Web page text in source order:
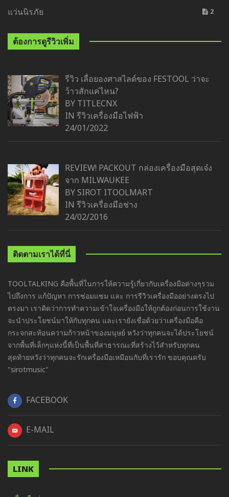
แว่นนิรภัย 2
ต้องการดูรีวิวเพิ่ม
รีวิว เลื่อยองศาสไลด์ของ FESTOOL ว่าจะ
ว้าวสักแค่ไหน?
BY TITLECNX
IN รีวิวเครื่องมือไฟฟ้า
24/01/2022
REVIEW! PACKOUT กล่องเครื่องมือสุดเจ๋ง
จาก MILWAUKEE
BY SIROT ITOOLMART
IN รีวิวเครื่องมือช่าง
24/02/2016
ติดตามเราได้ที่นี่
TOOLTALKING คือพื้นที่ในการให้ความรู้เกี่ยวกับเครื่องมือต่างๆรวม
ไปถึงการ แก้ปัญหา การซ่อมแซม และ การรีวิวเครื่องมืออย่างตรงไป
ตรงมา เราคิดว่าการทำความเข้าใจเครื่องมือให้ถูกต้องก่อนการใช้งาน
จะนำประโยชน์มาให้กับทุกคน และเรายังเชื่อด้วยว่าเครื่องมือคือ
กระจกสะท้อนความก้าวหน้าของมนุษย์ หวังว่าทุกคนจะได้ประโยชน์
จากพื้นที่เล็กๆแห่งนี้ที่เป็นพื้นที่สาธารณะที่สร้างไว้สำหรับทุกคน
สุดท้ายหวังว่าทุกคนจะรักเครื่องมือเหมือนกับที่เรารัก ขอบคุณครับ
"sirotmusic"
FACEBOOK
E-MAIL
LINK